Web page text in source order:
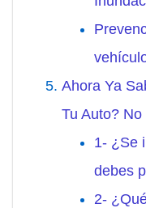
Ahora Ya
Tu Auto?
1- ¿Se
debes
2-